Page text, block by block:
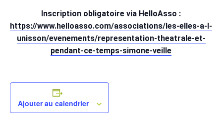
Inscription obligatoire via HelloAsso :
https://www.helloasso.com/associations/les-elles-a-l-
unisson/evenements/representation-theatrale-et-
pendant-ce-temps-simone-veille
Ajouter au calendrier